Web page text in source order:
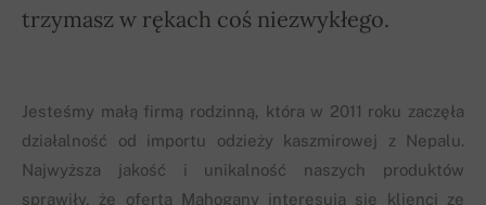
trzymasz w rękach coś niezwykłego.
Jesteśmy małą firmą rodzinną, która w 2011 roku zaczęła
działalność od importu odzieży kaszmirowej z Nepalu.
Najwyższa jakość i unikalność naszych produktów
sprawiły, że ofertą Mahogany interesują się klienci ze